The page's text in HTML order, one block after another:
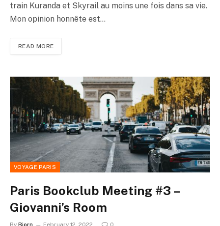
train Kuranda et Skyrail au moins une fois dans sa vie.
Mon opinion honnête est…
READ MORE
VOYAGE PARIS
Paris Bookclub Meeting #3 –
Giovanni’s Room
By Bjorn February 12, 2022 0